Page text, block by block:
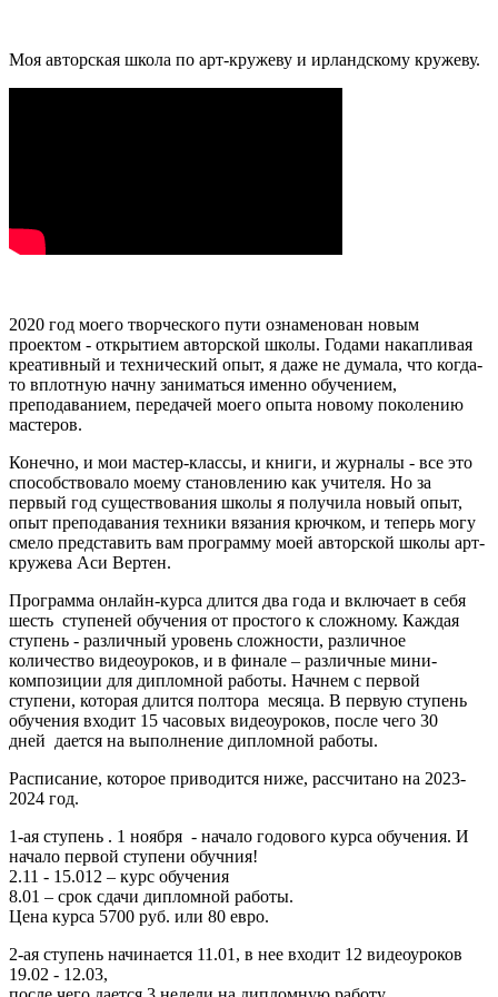
Моя авторская школа по арт-кружеву и ирландскому кружеву.
2020 год моего творческого пути ознаменован новым
проектом - открытием авторской школы. Годами накапливая
креативный и технический опыт, я даже не думала, что когда-
то вплотную начну заниматься именно обучением,
преподаванием, передачей моего опыта новому поколению
мастеров.
Конечно, и мои мастер-классы, и книги, и журналы - все это
способствовало моему становлению как учителя. Но за
первый год существования школы я получила новый опыт,
опыт преподавания техники вязания крючком, и теперь могу
смело представить вам программу моей авторской школы арт-
кружева Аси Вертен.
Программа онлайн-курса длится два года и включает в себя
шесть ступеней обучения от простого к сложному. Каждая
ступень - различный уровень сложности, различное
количество видеоуроков, и в финале – различные мини-
композиции для дипломной работы. Начнем с первой
ступени, которая длится полтора месяца. В первую ступень
обучения входит 15 часовых видеоуроков, после чего 30
дней дается на выполнение дипломной работы.
Расписание, которое приводится ниже, рассчитано на 2023-
2024 год.
1-ая ступень . 1 ноября - начало годового курса обучения. И
начало первой ступени обучния!
2.11 - 15.012 – курс обучения
8.01 – срок сдачи дипломной работы.
Цена курса 5700 руб. или 80 евро.
2-ая ступень начинается 11.01, в нее входит 12 видеоуроков
19.02 - 12.03,